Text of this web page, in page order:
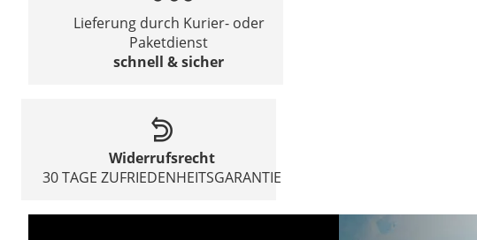
Lieferung durch Kurier- oder
Paketdienst
schnell & sicher
Widerrufsrecht
30 TAGE ZUFRIEDENHEITSGARANTIE